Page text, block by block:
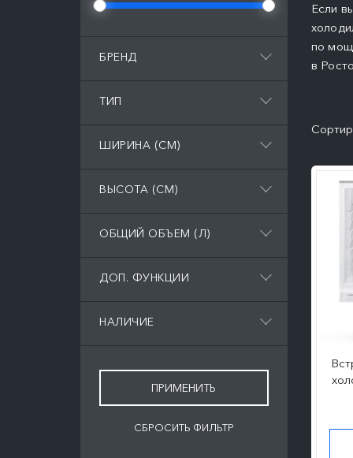
БРЕНД
ТИП
ШИРИНА (СМ)
ВЫСОТА (СМ)
ОБЩИЙ ОБЪЕМ (Л)
ДОП. ФУНКЦИИ
НАЛИЧИЕ
СБРОСИТЬ ФИЛЬТР
Если
по
в